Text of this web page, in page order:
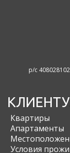
р/с
Квартиры
Апартаменты
Условия